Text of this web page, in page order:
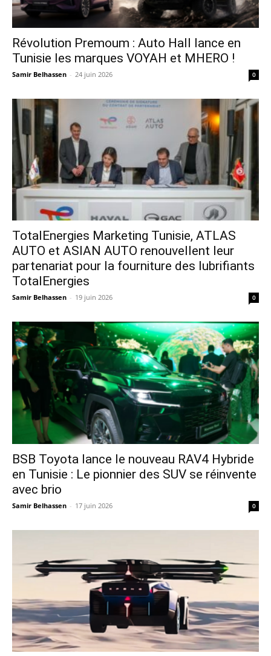
Révolution Premoum : Auto Hall lance en
Tunisie les marques VOYAH et MHERO !
Samir Belhassen - 24 juin 2026 0
TotalEnergies Marketing Tunisie, ATLAS
AUTO et ASIAN AUTO renouvellent leur
partenariat pour la fourniture des lubrifiants
TotalEnergies
Samir Belhassen - 19 juin 2026 0
​BSB Toyota lance le nouveau RAV4 Hybride
en Tunisie : Le pionnier des SUV se réinvente
avec brio
Samir Belhassen - 17 juin 2026 0